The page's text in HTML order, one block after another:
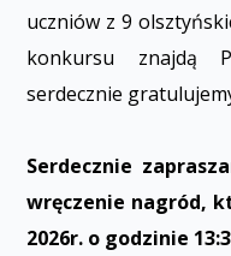
uczniów z 9
konkursu znajdą
serdecznie
Serdecznie
wręczenie nagród,
2026r. o godzinie